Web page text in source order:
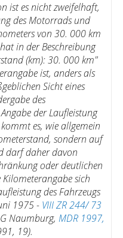
ist es nicht zweifelhaft,
des Motorrads und
von 30. 000 km
in der Beschreibung
(km): 30. 000 km"
ist, anders als
Sicht eines
des
der Laufleistung
es, wie allgemein
sondern auf
darf daher davon
oder deutlichen
Kilometerangabe sich
des Fahrzeugs
1975 - VIII ZR 244/ 73
Naumburg, MDR 1997,
19).